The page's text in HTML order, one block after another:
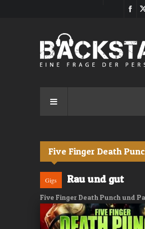
Five Finger Death
Gigs Rau und gut
Five Finger Death Punch und